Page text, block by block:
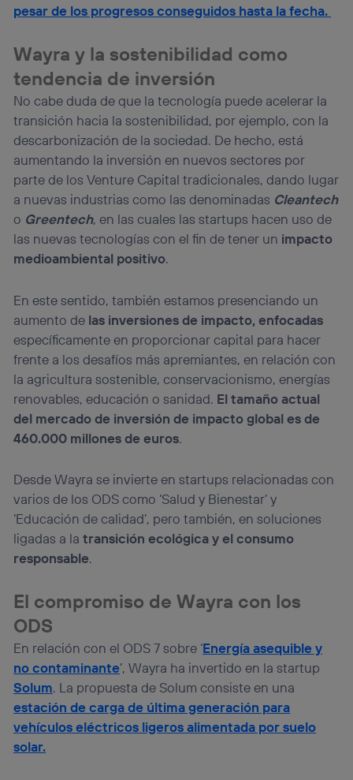
pesar de los progresos conseguidos hasta la fecha.
Wayra y la sostenibilidad como
tendencia de inversión
No cabe duda de que la tecnología puede acelerar la
transición hacia la sostenibilidad, por ejemplo, con la
descarbonización de la sociedad. De hecho, está
aumentando la inversión en nuevos sectores por
parte de los Venture Capital tradicionales, dando lugar
a nuevas industrias como las denominadas Cleantech
o Greentech, en las cuales las startups hacen uso de
las nuevas tecnologías con el fin de tener un impacto
medioambiental positivo.
En este sentido, también estamos presenciando un
aumento de las inversiones de impacto, enfocadas
específicamente en proporcionar capital para hacer
frente a los desafíos más apremiantes, en relación con
la agricultura sostenible, conservacionismo, energías
renovables, educación o sanidad. El tamaño actual
del mercado de inversión de impacto global es de
460.000 millones de euros.
Desde Wayra se invierte en startups relacionadas con
varios de los ODS como ‘Salud y Bienestar’ y
‘Educación de calidad’, pero también, en soluciones
ligadas a latransición ecológica y el consumo
responsable.
El compromiso de Wayra con los
ODS
En relación con el ODS 7 sobre ‘Energía asequible y
no contaminante’, Wayra ha invertido en la startup
Solum. La propuesta de Solum consiste en una
estación de carga de última generación para
vehículos eléctricos ligeros alimentada por suelo
solar.